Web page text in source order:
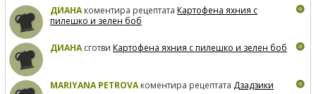
ДИАНАкоментира рецептата Картофена яхния с
пилешко и зелен боб
ДИАНАсготви Картофена яхния с пилешко и зелен боб
MARIYANA PETROVAкоментира рецептата Дзадзики